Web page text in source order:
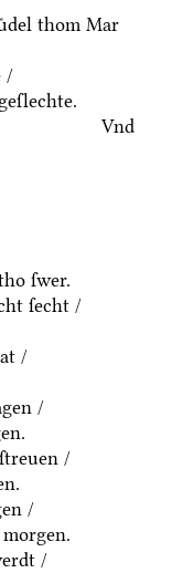
thom Mar
/
Vnd
ſwer.
ſecht /
/
/
/
/
/